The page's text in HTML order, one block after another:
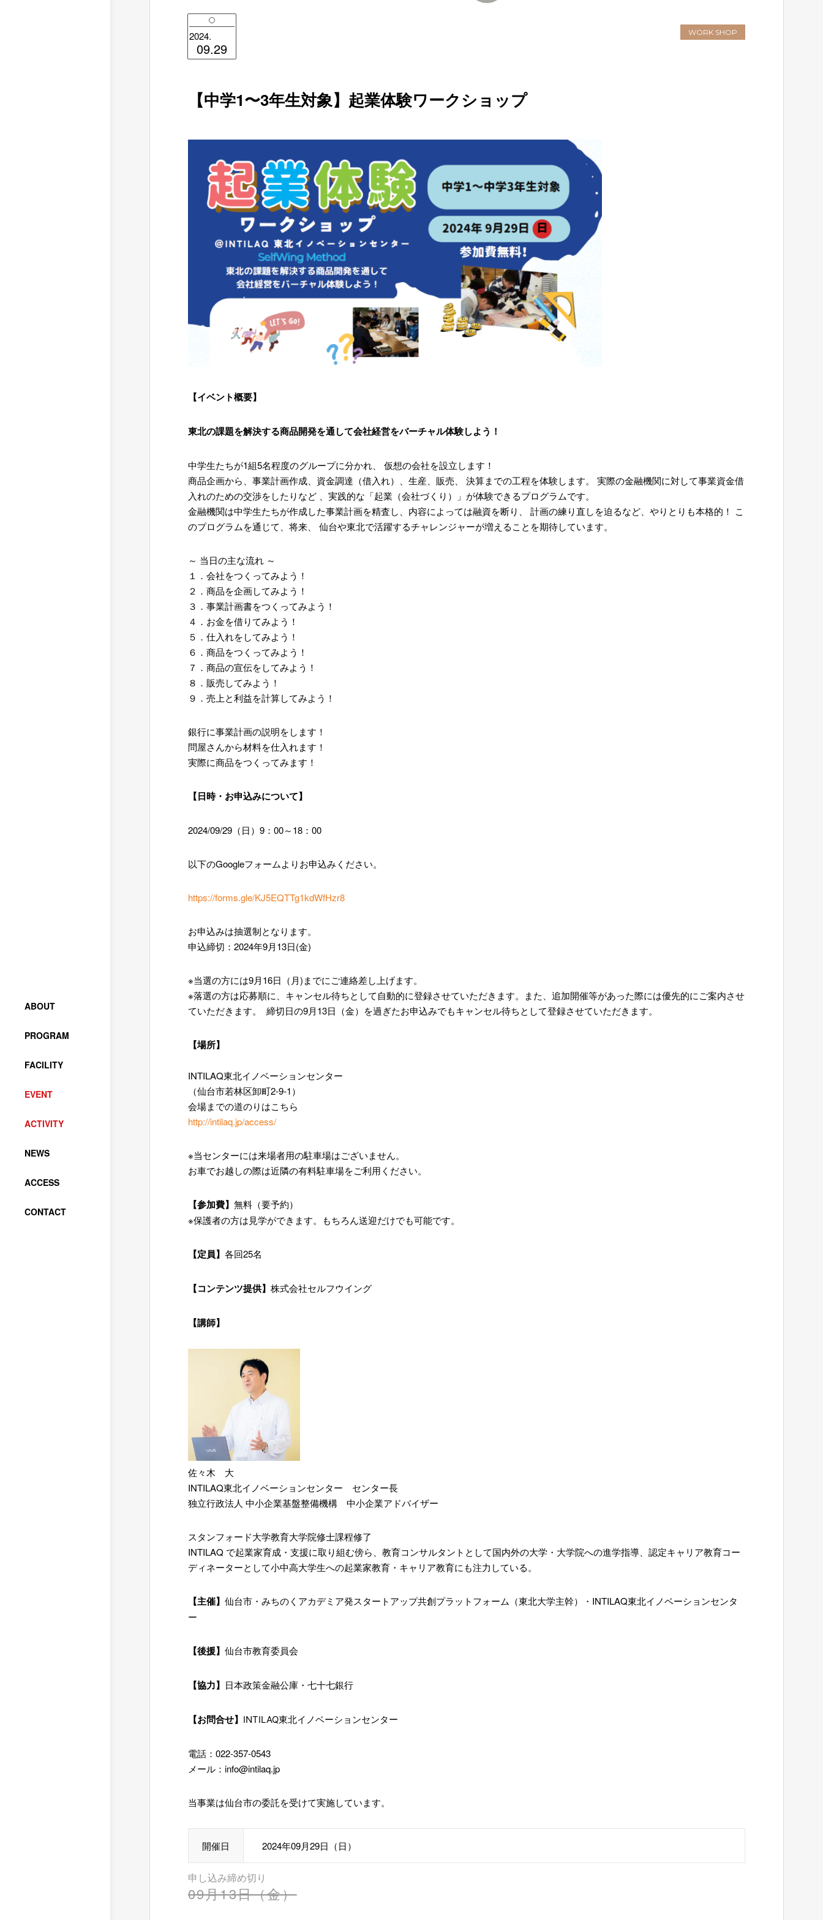
ABOUT
PROGRAM
FACILITY
EVENT
ACTIVITY
NEWS
ACCESS
CONTACT
WORK SHOP
2024.
09.29
【中学1〜3年生対象】起業体験ワークショップ
【イベント概要】
東北の課題を解決する商品開発を通して会社経営をバーチャル体験しよう！
中学生たちが1組5名程度のグループに分かれ、 仮想の会社を設立します！
商品企画から、事業計画作成、資金調達（借入れ）、生産、販売、 決算までの工程を体験します。 実際の金融機関に対して事業資金借
入れのための交渉をしたりなど 、実践的な「起業（会社づくり）」が体験できるプログラムです。
金融機関は中学生たちが作成した事業計画を精査し、内容によっては融資を断り、 計画の練り直しを迫るなど、やりとりも本格的！ こ
のプログラムを通じて、将来、 仙台や東北で活躍するチャレンジャーが増えることを期待しています。
～ 当日の主な流れ ～
１．会社をつくってみよう！
２．商品を企画してみよう！
３．事業計画書をつくってみよう！
４．お金を借りてみよう！
５．仕入れをしてみよう！
６．商品をつくってみよう！
７．商品の宣伝をしてみよう！
８．販売してみよう！
９．売上と利益を計算してみよう！
銀行に事業計画の説明をします！
問屋さんから材料を仕入れます！
実際に商品をつくってみます！
【日時・お申込みについて】
2024/09/29（日）9：00～18：00
以下のGoogleフォームよりお申込みください。
https://forms.gle/KJ5EQTTg1kdWfHzr8
お申込みは抽選制となります。
申込締切：2024年9月13日(金)
※当選の方には9月16日（月)までにご連絡差し上げます。
※落選の方は応募順に、キャンセル待ちとして自動的に登録させていただきます。また、追加開催等があった際には優先的にご案内させ
ていただきます。 締切日の9月13日（金）を過ぎたお申込みでもキャンセル待ちとして登録させていただきます。
【場所】
INTILAQ東北イノベーションセンター
（仙台市若林区卸町2-9-1）
会場までの道のりはこちら
http://intilaq.jp/access/
※当センターには来場者用の駐車場はございません。
お車でお越しの際は近隣の有料駐車場をご利用ください。
【参加費】 無料（要予約）
※保護者の方は見学ができます。もちろん送迎だけでも可能です。
【定員】 各回25名
【コンテンツ提供】 株式会社セルフウイング
【講師】
佐々木 大
INTILAQ東北イノベーションセンター センター長
独立行政法人 中小企業基盤整備機構 中小企業アドバイザー
スタンフォード大学教育大学院修士課程修了
INTILAQ で起業家育成・支援に取り組む傍ら、教育コンサルタントとして国内外の大学・大学院への進学指導、認定キャリア教育コー
ディネーターとして⼩中高⼤学⽣への起業家教育・キャリア教育にも注力している。
【主催】 仙台市・みちのくアカデミア発スタートアップ共創プラットフォーム（東北大学主幹）・INTILAQ東北イノベーションセンタ
ー
【後援】 仙台市教育委員会
【協力】 日本政策金融公庫・七十七銀行
【お問合せ】 INTILAQ東北イノベーションセンター
電話：022-357-0543
メール：info@intilaq.jp
当事業は仙台市の委託を受けて実施しています。
開催日 2024年09月29日（日）
申し込み締め切り
09月13日（金）